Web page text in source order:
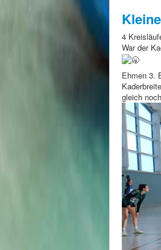
4
War der
Ehmen 3.
gleich